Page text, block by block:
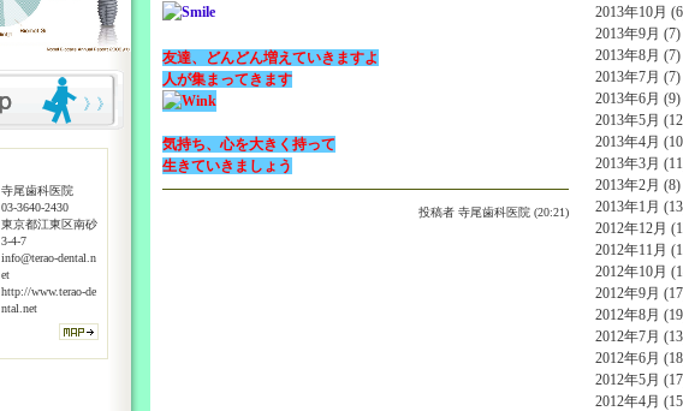
友達、どんどん増えていきますよ
人が集まってきます
気持ち、心を大きく持って
生きていきましょう
投稿者寺尾歯科医院 (20:21)
2013年10月
2013年9月 (7)
2013年8月 (7)
2013年7月 (7)
2013年6月 (9)
2013年5月
2013年4月
2013年3月
2013年2月 (8)
2013年1月
2012年12月
2012年11月
2012年10月
2012年9月
2012年8月
2012年7月
2012年6月
2012年5月
2012年4月
寺尾歯科医院
03-3640-2430
東京都江東区南砂
3-4-7
info@terao-dental.n
et
http://www.terao-de
ntal.net